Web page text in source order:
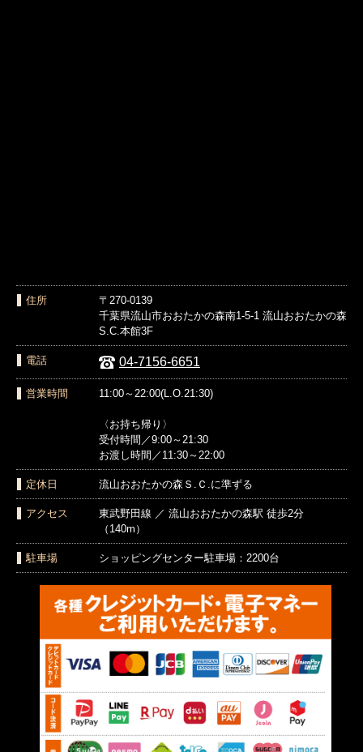
住所
〒270-0139
千葉県流山市おおたかの森南1-5-1 流山おおたかの森
S.C.本館3F
電話 04-7156-6651
営業時間 11:00～22:00(L.O.21:30)
〈お持ち帰り〉
受付時間／9:00～21:30
お渡し時間／11:30～22:00
定休日 流山おおたかの森Ｓ.Ｃ.に準ずる
アクセス
東武野田線 ／ 流山おおたかの森駅 徒歩2分
（140m）
駐車場 ショッピングセンター駐車場：2200台